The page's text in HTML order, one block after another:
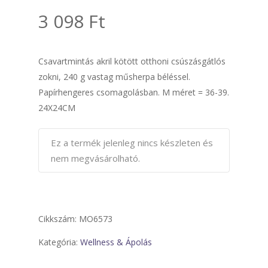
3 098 Ft
Csavartmintás akril kötött otthoni csúszásgátlós
zokni, 240 g vastag műsherpa béléssel.
Papírhengeres csomagolásban. M méret = 36-39.
24X24CM
Ez a termék jelenleg nincs készleten és
nem megvásárolható.
Cikkszám: MO6573
Kategória: Wellness & Ápolás